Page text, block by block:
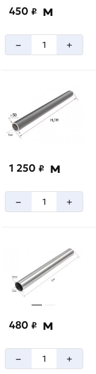
450 ₽ м
– +
1 250 ₽ м
– +
480 ₽ м
– +